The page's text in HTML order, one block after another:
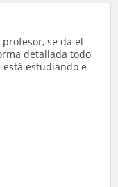
se da el
detallada todo
estudiando e